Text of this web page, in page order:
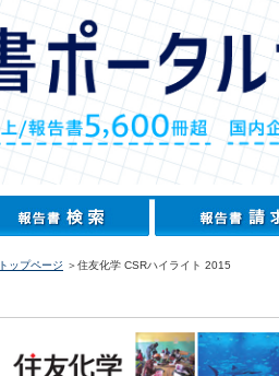
トップページ ＞住友化学 CSRハイライト 2015